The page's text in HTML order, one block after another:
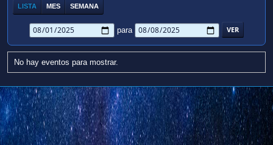
LISTA MES SEMANA
para
No hay eventos para mostrar.